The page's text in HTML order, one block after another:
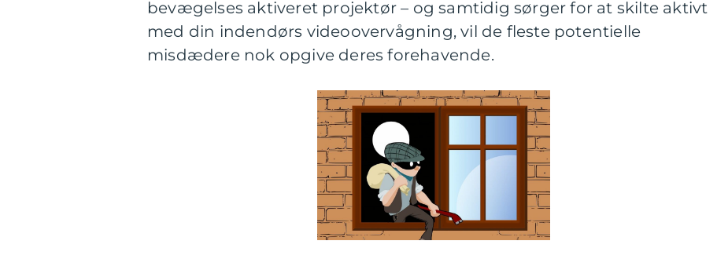
bevægelses aktiveret projektør – og samtidig sørger for at skilte aktivt
med din indendørs videoovervågning, vil de fleste potentielle
misdædere nok opgive deres forehavende.